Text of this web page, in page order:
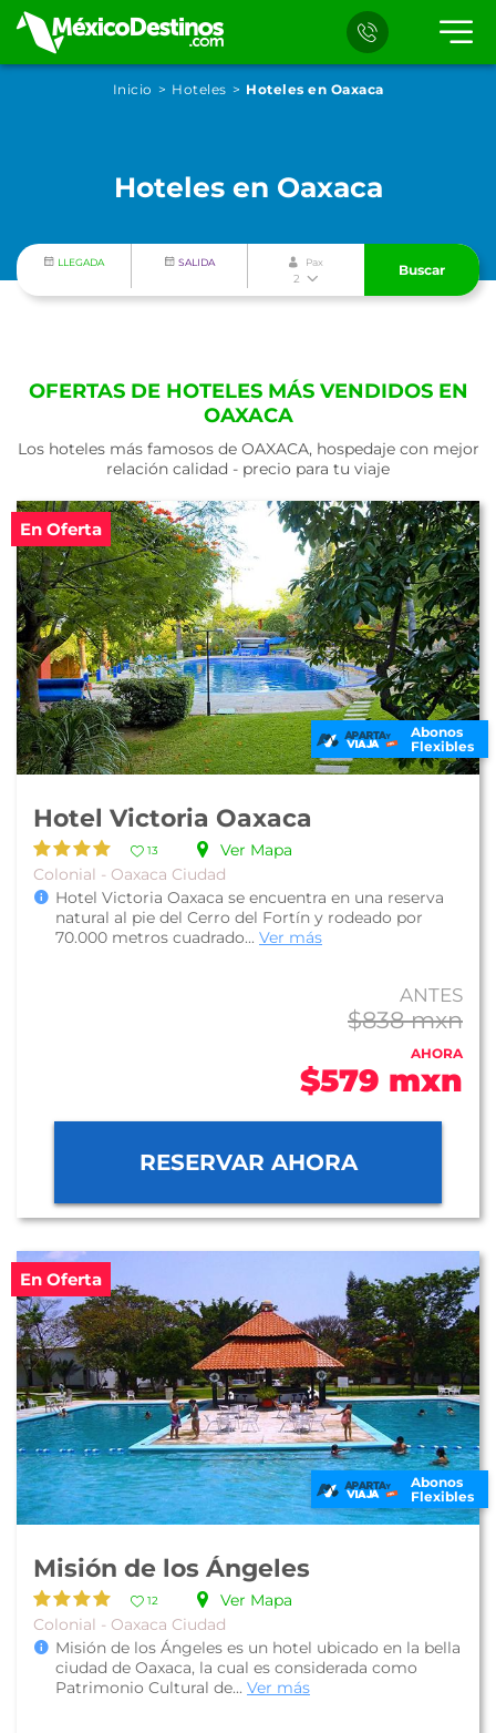
Inicio Hoteles Hoteles en Oaxaca
Hoteles en Oaxaca
LLEGADA SALIDA Pax
2
Buscar
OFERTAS DE HOTELES MÁS VENDIDOS EN
OAXACA
Los hoteles más famosos de OAXACA, hospedaje con mejor
relación calidad - precio para tu viaje
En Oferta
Abonos
Flexibles
Hotel Victoria Oaxaca
13
Ver Mapa
Colonial - Oaxaca Ciudad
Hotel Victoria Oaxaca se encuentra en una reserva
natural al pie del Cerro del Fortín y rodeado por
70.000 metros cuadrado... Ver más
ANTES
$838 mxn
AHORA
$579 mxn
RESERVAR AHORA
En Oferta
Abonos
Flexibles
Misión de los Ángeles
12
Ver Mapa
Colonial - Oaxaca Ciudad
Misión de los Ángeles es un hotel ubicado en la bella
ciudad de Oaxaca, la cual es considerada como
Patrimonio Cultural de... Ver más